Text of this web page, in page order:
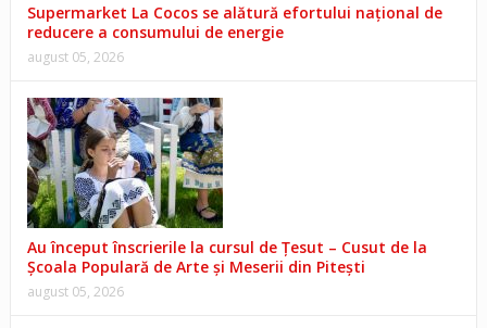
Supermarket La Cocos se alătură efortului național de
reducere a consumului de energie
august 05, 2026
Au început înscrierile la cursul de Țesut – Cusut de la
Școala Populară de Arte și Meserii din Pitești
august 05, 2026